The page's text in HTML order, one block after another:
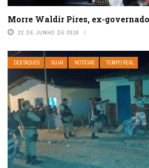
Morre Waldir Pires, ex-
22 DE JUNHO DE 2018
DESTAQUES IGUAÍ NOTÍCIAS TEMPO REAL